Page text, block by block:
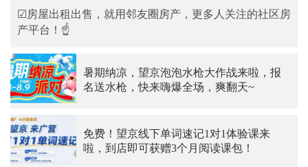
☑房屋出租出售，就用邻友圈房产，更多人关注的社区房
产平台！☝
暑期纳凉，望京泡泡水枪大作战来啦，报
名送水枪，快来嗨爆全场，爽翻天~
免费！望京线下单词速记1对1体验课来
啦，到店即可获赠3个月阅读课包！